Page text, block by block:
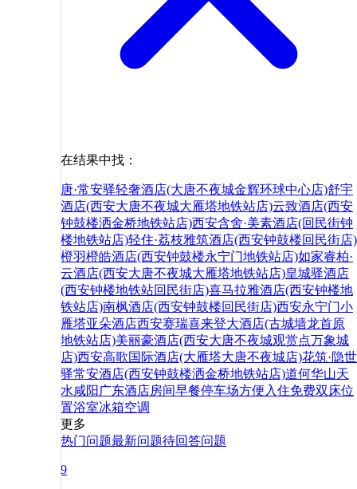
在结果中找：
唐·常安驿轻奢酒店(大唐不夜城金辉环球中心店)舒宇
酒店(西安大唐不夜城大雁塔地铁站店)云致酒店(西安
钟鼓楼洒金桥地铁站店)西安含舍·美素酒店(回民街钟
楼地铁站店)轻住·荔枝雅筑酒店(西安钟鼓楼回民街店)
橙羽橙皓酒店(西安钟鼓楼永宁门地铁站店)如家睿柏·
云酒店(西安大唐不夜城大雁塔地铁站店)皇城驿酒店
(西安钟楼地铁站回民街店)喜马拉雅酒店(西安钟楼地
铁站店)南枫酒店(西安钟鼓楼回民街店)西安永宁门小
雁塔亚朵酒店西安赛瑞喜来登大酒店(古城墙龙首原
地铁站店)美丽豪酒店(西安大唐不夜城观赏点万象城
店)西安高歌国际酒店(大雁塔大唐不夜城店)花筑·隐世
驿常安酒店(西安钟鼓楼洒金桥地铁站店)道何华山天
水咸阳 广东酒店房间早餐停车场方便 入住免费双床位
置浴室冰箱空调
更多
热门问题最新问题待回答问题
9